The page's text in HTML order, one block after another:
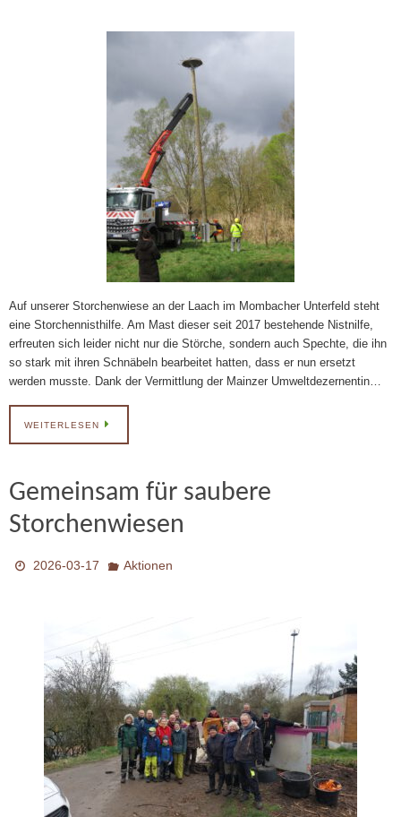
Auf unserer Storchenwiese an der Laach im Mombacher Unterfeld steht
eine Storchennisthilfe. Am Mast dieser seit 2017 bestehende Nistnilfe,
erfreuten sich leider nicht nur die Störche, sondern auch Spechte, die ihn
so stark mit ihren Schnäbeln bearbeitet hatten, dass er nun ersetzt
werden musste. Dank der Vermittlung der Mainzer Umweltdezernentin…
WEITERLESEN
Gemeinsam für saubere
Storchenwiesen
2026-03-17 Aktionen